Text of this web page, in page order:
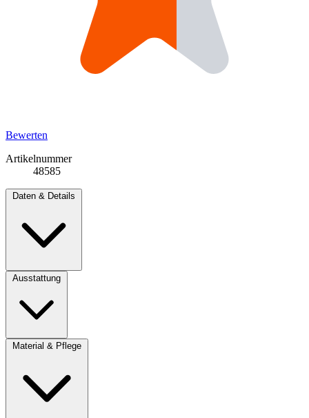
Bewerten
Artikelnummer
48585
Daten & Details
Ausstattung
Material & Pflege